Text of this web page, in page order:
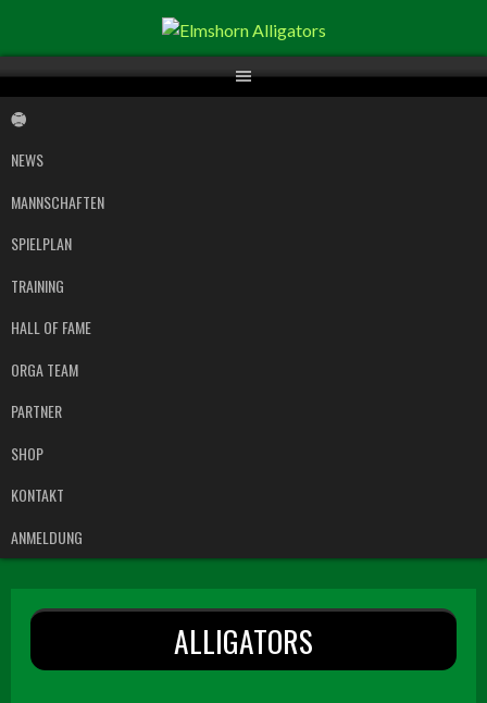
Inhalt
NEWS
MANNSCHAFTEN
SPIELPLAN
TRAINING
HALL OF FAME
ORGA TEAM
PARTNER
SHOP
KONTAKT
ANMELDUNG
ALLIGATORS